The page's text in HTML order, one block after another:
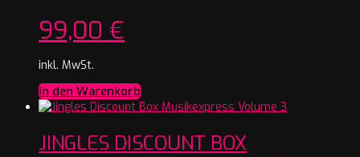
99,00 €
inkl. MwSt.
In den Warenkorb
JINGLES DISCOUNT BOX